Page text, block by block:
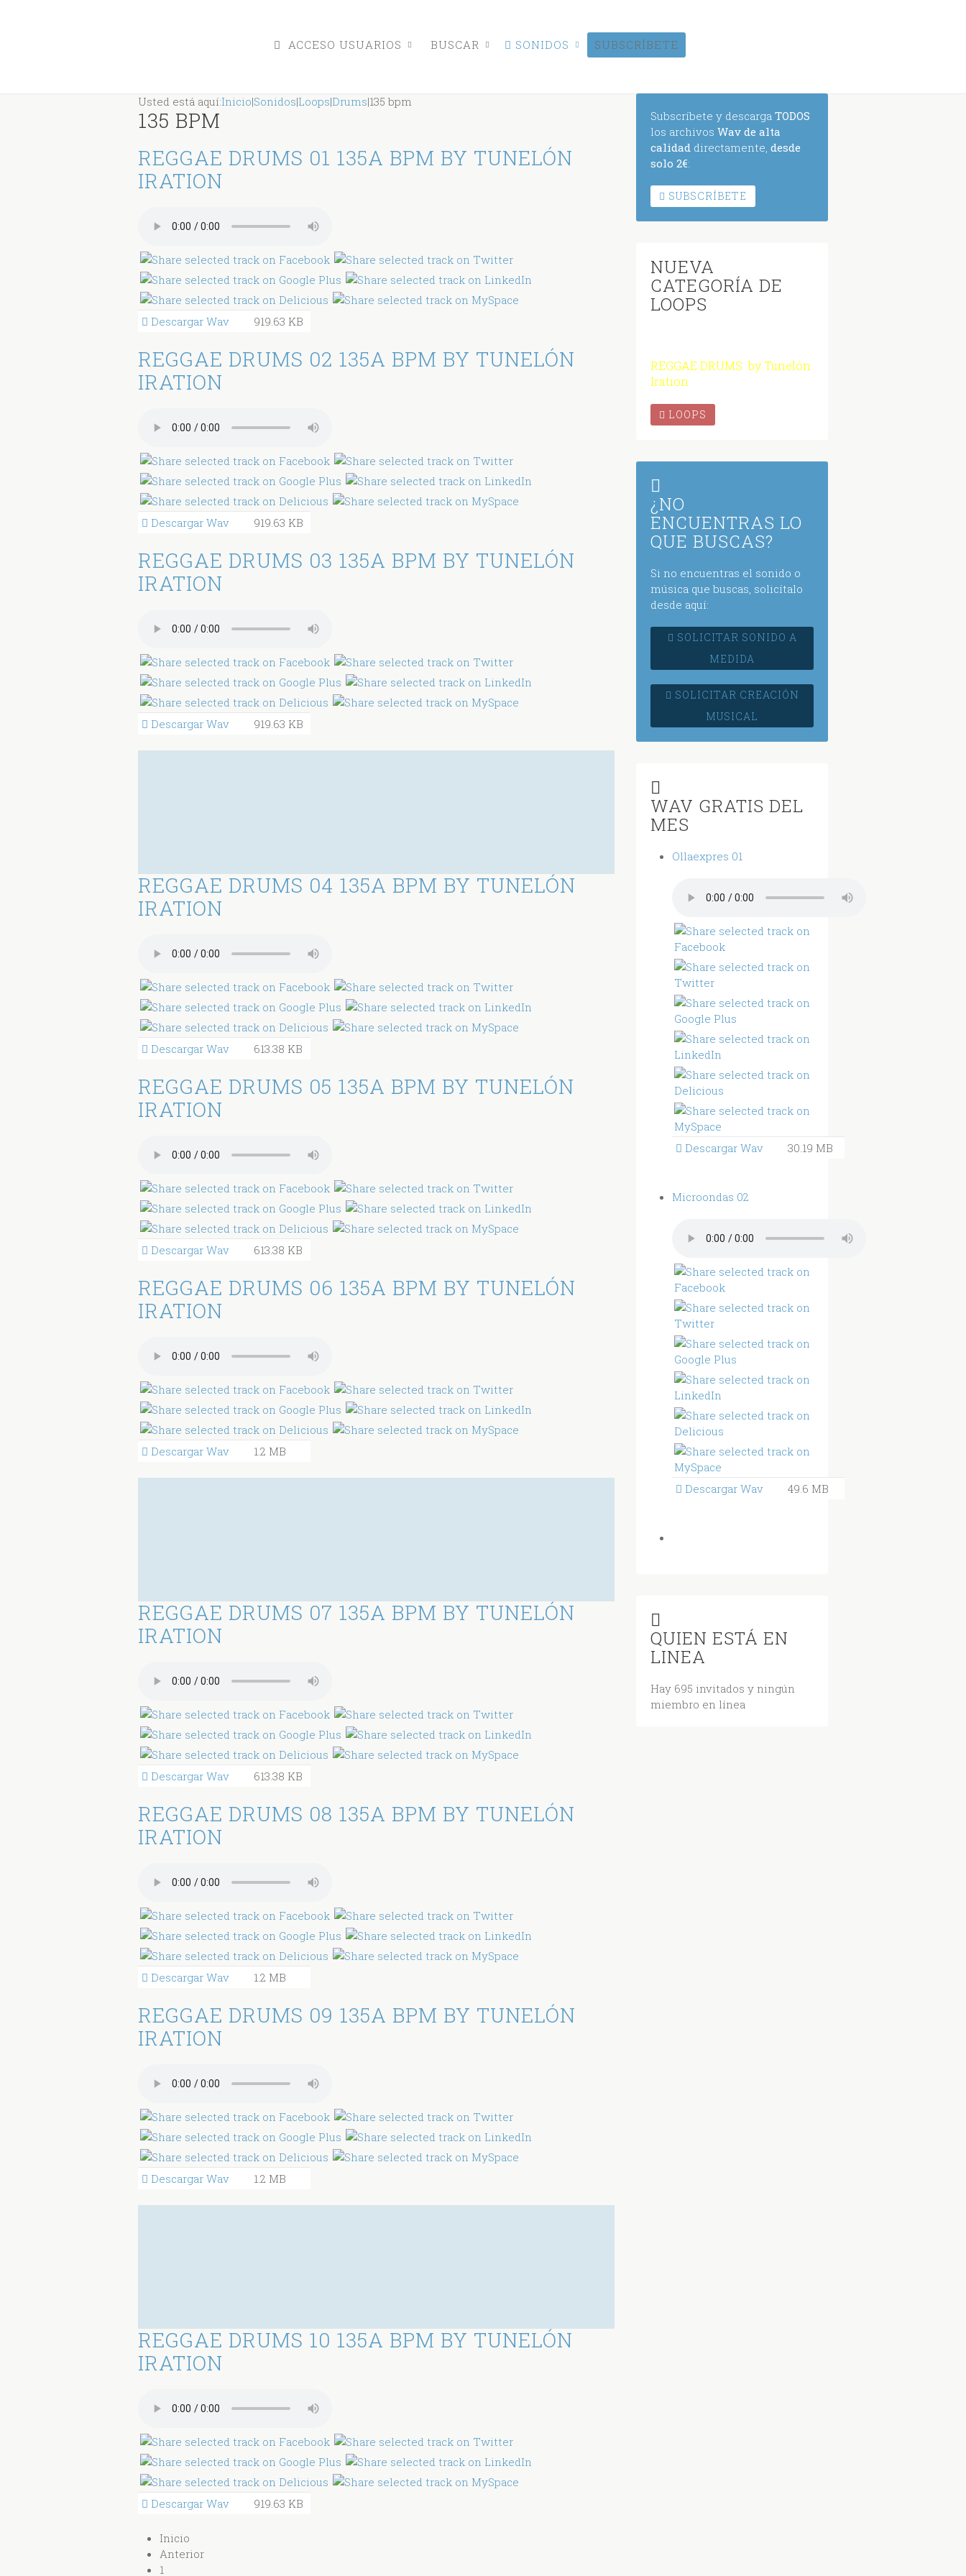
ACCESO USUARIOS BUSCAR SONIDOS SUBSCRÍBETE
Usted está aquí:Inicio|Sonidos|Loops|Drums|135 bpm
135 BPM
REGGAE DRUMS 01 135A BPM BY TUNELÓN
IRATION
Descargar Wav 919.63 KB
REGGAE DRUMS 02 135A BPM BY TUNELÓN
IRATION
Descargar Wav 919.63 KB
REGGAE DRUMS 03 135A BPM BY TUNELÓN
IRATION
Descargar Wav 919.63 KB
REGGAE DRUMS 04 135A BPM BY TUNELÓN
IRATION
Descargar Wav 613.38 KB
REGGAE DRUMS 05 135A BPM BY TUNELÓN
IRATION
Descargar Wav 613.38 KB
REGGAE DRUMS 06 135A BPM BY TUNELÓN
IRATION
Descargar Wav 1.2 MB
REGGAE DRUMS 07 135A BPM BY TUNELÓN
IRATION
Descargar Wav 613.38 KB
REGGAE DRUMS 08 135A BPM BY TUNELÓN
IRATION
Descargar Wav 1.2 MB
REGGAE DRUMS 09 135A BPM BY TUNELÓN
IRATION
Descargar Wav 1.2 MB
REGGAE DRUMS 10 135A BPM BY TUNELÓN
IRATION
Descargar Wav 919.63 KB
Inicio
Anterior
1
Subscríbete y descarga TODOS
los archivos Wav de alta
calidad directamente, desde
solo 2€:
SUBSCRÍBETE
NUEVA
CATEGORÍA DE
LOOPS
REGGAE DRUMS by Tunelón
Iration
LOOPS
¿NO
ENCUENTRAS LO
QUE BUSCAS?
Si no encuentras el sonido o
música que buscas, solicítalo
desde aquí:
SOLICITAR SONIDO A
MEDIDA
SOLICITAR CREACIÓN
MUSICAL
WAV GRATIS DEL
MES
Ollaexpres 01
Descargar Wav 30.19 MB
Microondas 02
Descargar Wav 49.6 MB
QUIEN ESTÁ EN
LINEA
Hay 695 invitados y ningún
miembro en línea